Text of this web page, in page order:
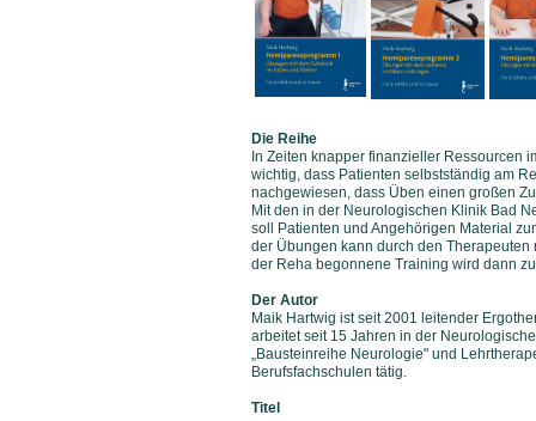
Die Reihe
In Zeiten knapper finanzieller Ressourcen
wichtig, dass Patienten selbstständig am
nachgewiesen, dass Üben einen großen
Mit den in der Neurologischen Klinik Bad
soll Patienten und Angehörigen Material
der Übungen kann durch den
der Reha begonnene Training wird dann
Der Autor
Maik Hartwig ist seit 2001 leitender
arbeitet seit 15 Jahren in der
„Bausteinreihe Neurologie" und
Berufsfachschulen tätig.
Titel